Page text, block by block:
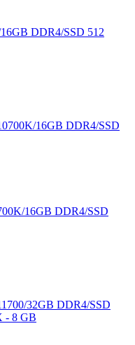
DDR4/SSD 512
16GB DDR4/SSD